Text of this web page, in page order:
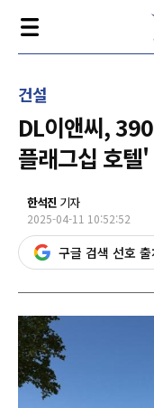
건설
DL이앤씨,
플래그십 호텔
한석진 기자
2025-04-11 10:52:52
구글 검색 선호